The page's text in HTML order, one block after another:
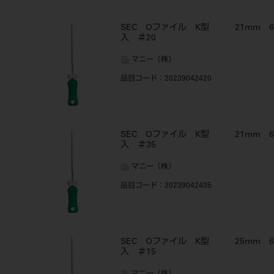
SEC Oファイル K型 21mm 6
入 ＃20
マニー（株）
品目コード ：20239042420
SEC Oファイル K型 21mm 6
入 ＃35
マニー（株）
品目コード ：20239042435
SEC Oファイル K型 25mm 6
入 ＃15